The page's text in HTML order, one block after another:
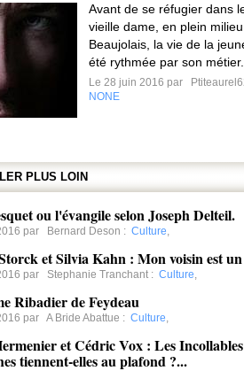
Avant de se réfugier dans
vieille dame, en plein
Beaujolais, la vie de la
été rythmée par son métier.
Le 28 juin 2016 par
NONE
PLUS LOIN
ou l'évangile selon Joseph Delteil.
par Bernard Deson : Culture,
et Silvia Kahn : Mon voisin est un
par Stephanie Tranchant : Culture,
Ribadier de Feydeau
par A Bride Abattue : Culture,
et Cédric Vox : Les
tiennent-elles au plafond ?...